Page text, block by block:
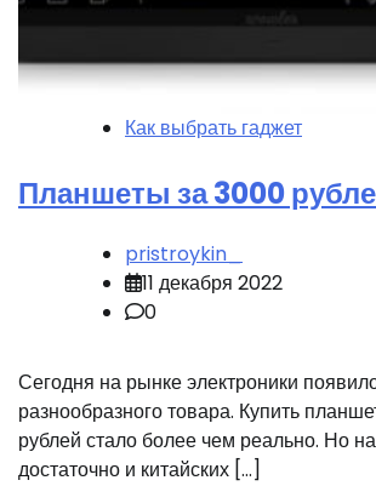
Как выбрать гаджет
Планшеты за 3000
pristroykin_
11 декабря 2022
0
Сегодня на рынке электроники
разнообразного товара. Купить
рублей стало более чем реально. Но
достаточно и китайских […]